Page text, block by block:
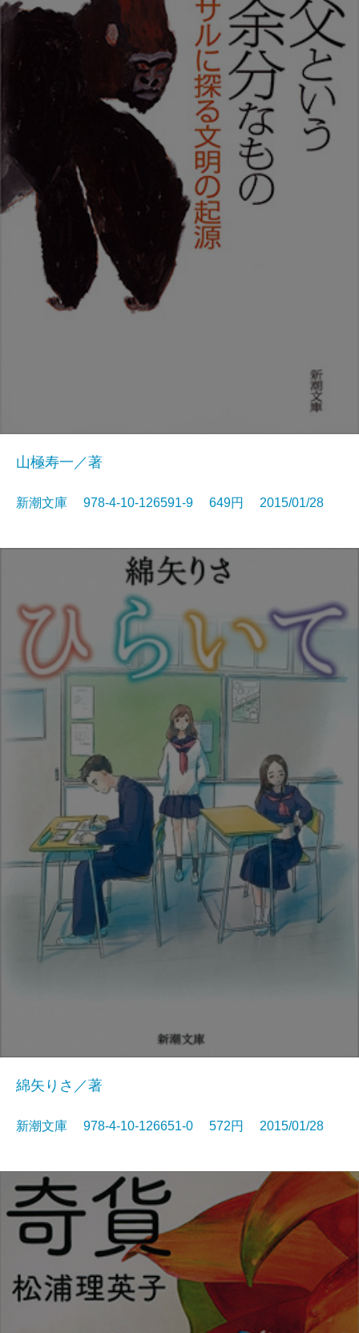
山極寿一／著
新潮文庫 978-4-10-126591-9 649円 2015/01/28
綿矢りさ／著
新潮文庫 978-4-10-126651-0 572円 2015/01/28